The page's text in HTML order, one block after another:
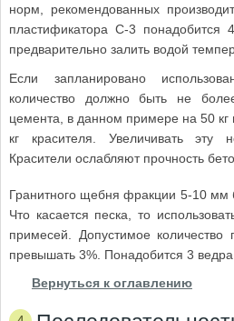
норм, рекомендованных
пластификатора С-3 понадобится
предварительно залить водой
Если запланировано
количество должно быть не
цемента, в данном примере на 50
кг красителя. Увеличивать эту
Красители ослабляют прочность
Гранитного щебня фракции 5-10 мм
Что касается песка, то
примесей. Допустимое
превышать 3%. Понадобится 3 ведра
Вернуться к оглавлению